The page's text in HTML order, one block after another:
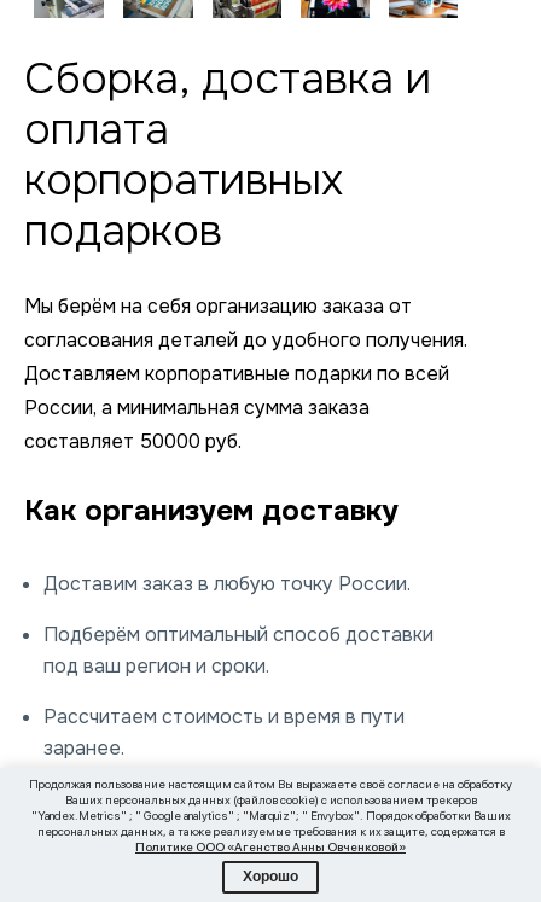
Сборка, доставка и
оплата
корпоративных
подарков
Мы берём на себя организацию заказа от
согласования деталей до удобного получения.
Доставляем корпоративные подарки по всей
России, а минимальная сумма заказа
составляет 50000 руб.
Как организуем доставку
Доставим заказ в любую точку России.
Подберём оптимальный способ доставки
под ваш регион и сроки.
Рассчитаем стоимость и время в пути
заранее.
Согласуем все детали, чтобы вам осталось
только принять груз.
Сроки и стоимость
Продолжая пользование настоящим сайтом Вы выражаете своё согласие на обработку
Ваших персональных данных (файлов cookie) с использованием трекеров
"Yandex.Metrics" ; " Google analytics" ; "Marquiz"; " Envybox". Порядок обработки Ваших
персональных данных, а также реализуемые требования к их защите, содержатся в
Политике ООО «Агенство Анны Овченковой»
Хорошо